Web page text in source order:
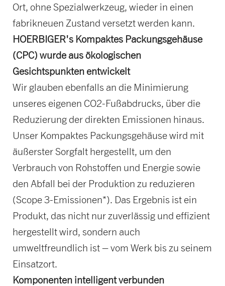
Ort, ohne Spezialwerkzeug, wieder in einen
fabrikneuen Zustand versetzt werden kann.
HOERBIGER's Kompaktes Packungsgehäuse
(CPC) wurde aus ökologischen
Gesichtspunkten entwickelt
Wir glauben ebenfalls an die Minimierung
unseres eigenen CO2-Fußabdrucks, über die
Reduzierung der direkten Emissionen hinaus.
Unser Kompaktes Packungsgehäuse wird mit
äußerster Sorgfalt hergestellt, um den
Verbrauch von Rohstoffen und Energie sowie
den Abfall bei der Produktion zu reduzieren
(Scope 3-Emissionen*). Das Ergebnis ist ein
Produkt, das nicht nur zuverlässig und effizient
hergestellt wird, sondern auch
umweltfreundlich ist – vom Werk bis zu seinem
Einsatzort.
Komponenten intelligent verbunden